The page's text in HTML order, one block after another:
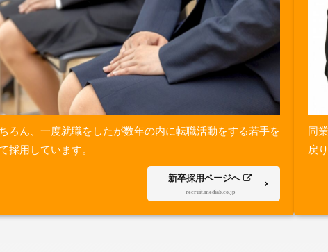
ろん、一度就職をしたが数年の内に転職活動をする若手を
採用しています。
新卒採用ページへ
同
戻